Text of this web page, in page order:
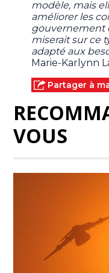
modèle, mais
améliorer les
gouvernement
miserait sur ce
adapté aux
Marie-Karlynn
Partager à
VOUS